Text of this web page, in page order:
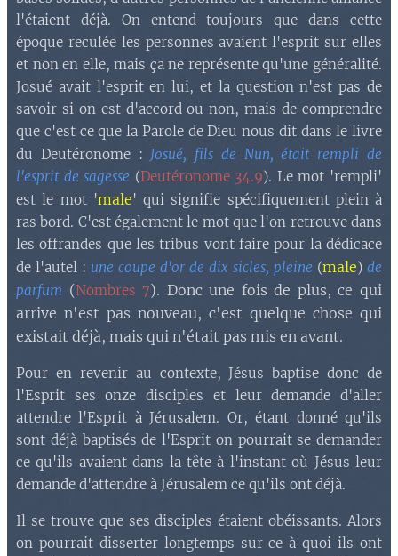
l'étaient déjà. On entend toujours que dans cette
époque reculée les personnes avaient l'esprit sur elles
et non en elle, mais ça ne représente qu'une généralité.
Josué avait l'esprit en lui, et la question n'est pas de
savoir si on est d'accord ou non, mais de comprendre
que c'est ce que la Parole de Dieu nous dit dans le livre
du Deutéronome : Josué, fils de Nun, était rempli de
l'esprit de sagesse (Deutéronome 34.9). Le mot 'rempli'
est le mot 'male' qui signifie spécifiquement plein à
ras bord. C'est également le mot que l'on retrouve dans
les offrandes que les tribus vont faire pour la dédicace
de l'autel : une coupe d'or de dix sicles, pleine (male) de
parfum (Nombres 7). Donc une fois de plus, ce qui
arrive n'est pas nouveau, c'est quelque chose qui
existait déjà, mais qui n'était pas mis en avant.
Pour en revenir au contexte, Jésus baptise donc de
l'Esprit ses onze disciples et leur demande d'aller
attendre l'Esprit à Jérusalem. Or, étant donné qu'ils
sont déjà baptisés de l'Esprit on pourrait se demander
ce qu'ils avaient dans la tête à l'instant où Jésus leur
demande d'attendre à Jérusalem ce qu'ils ont déjà.
Il se trouve que ses disciples étaient obéissants. Alors
on pourrait disserter longtemps sur ce à quoi ils ont